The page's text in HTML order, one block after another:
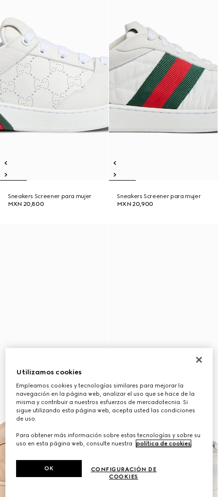
Sneakers Screener para mujer
MXN 20,800
Sneakers Screener para mujer
MXN 20,900
Utilizamos cookies
Empleamos cookies y tecnologías similares para mejorar la
navegación en la página web, analizar el uso que se hace de la
misma y contribuir a nuestros esfuerzos de mercadotecnia. Si
sigue utilizando esta página web, acepta usted las condiciones
de uso.
Para obtener más información sobre estas tecnologías y sobre su
uso en esta página web, consulte nuestra
política de cookies.
CONFIGURACIÓN DE
COOKIES
OK